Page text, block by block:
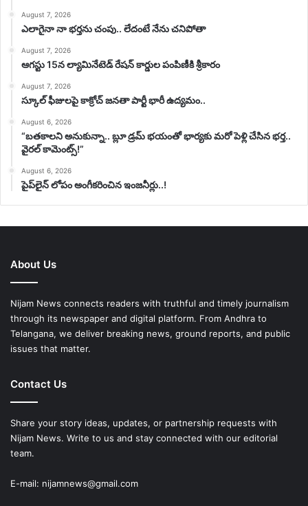
August 7, 2026
ఎలాగైనా నా భర్తను చంపు.. లేదంటే నేను చనిపోతా
August 7, 2026
ఆగస్టు 15న ల్యామినేటెడ్ రేషన్ కార్డుల పంపిణీకి శ్రీకారం
August 7, 2026
స్కూల్ ఫీజులపై కాక్రోచ్ జనతా పార్టీ భారీ ఉద్యమం..
August 6, 2026
“బతకాలని అనుకున్నా.. బ్లూ డ్రమ్ భయంతో భార్యకు మరో పెళ్లి చేసిన భర్త..
వైరల్ కామెంట్స్!”
August 6, 2026
పైప్‌లైన్ లోపం అంగీకరించిన ఇంజనీర్లు..!
About Us
Nijam News connects readers with truthful and timely journalism
through its newspaper and digital platform. From Andhra to
Telangana, we deliver breaking news, ground reports, and public
issues that matter.
Contact Us
Share your story ideas, updates, or partnership requests with
Nijam News. Write to us and stay connected with our editorial
team.
E-mail: nijamnews@gmail.com